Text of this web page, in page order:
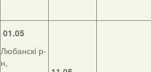
01.05
Любанскі р-
н,